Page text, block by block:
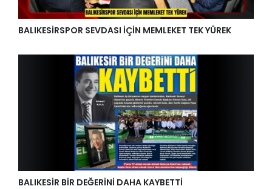
BALIKESİRSPOR SEVDASI İÇİN MEMLEKET TEK YÜREK
BALIKESİR BİR DEĞERİNİ DAHA KAYBETTİ